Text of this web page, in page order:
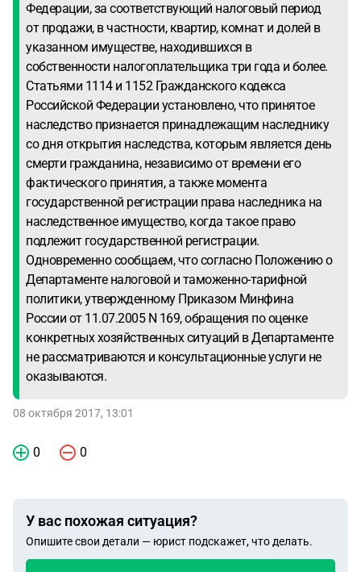
Федерации, за соответствующий налоговый период
от продажи, в частности, квартир, комнат и долей в
указанном имуществе, находившихся в
собственности налогоплательщика три года и более.
Статьями 1114 и 1152 Гражданского кодекса
Российской Федерации установлено, что принятое
наследство признается принадлежащим наследнику
со дня открытия наследства, которым является день
смерти гражданина, независимо от времени его
фактического принятия, а также момента
государственной регистрации права наследника на
наследственное имущество, когда такое право
подлежит государственной регистрации.
Одновременно сообщаем, что согласно Положению о
Департаменте налоговой и таможенно-тарифной
политики, утвержденному Приказом Минфина
России от 11.07.2005 N 169, обращения по оценке
конкретных хозяйственных ситуаций в Департаменте
не рассматриваются и консультационные услуги не
оказываются.
08 октября 2017, 13:01
0 0
У вас похожая ситуация?
Опишите свои детали — юрист подскажет, что делать.